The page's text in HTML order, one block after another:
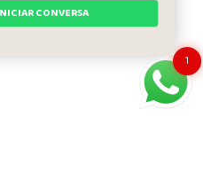
1
CONVERSA